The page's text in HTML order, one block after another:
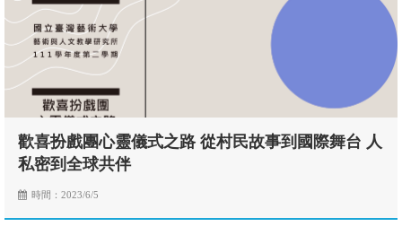
歡喜扮戲團心靈儀式之路 從村民故事到國際舞台 人
私密到全球共伴
時間：2023/6/5